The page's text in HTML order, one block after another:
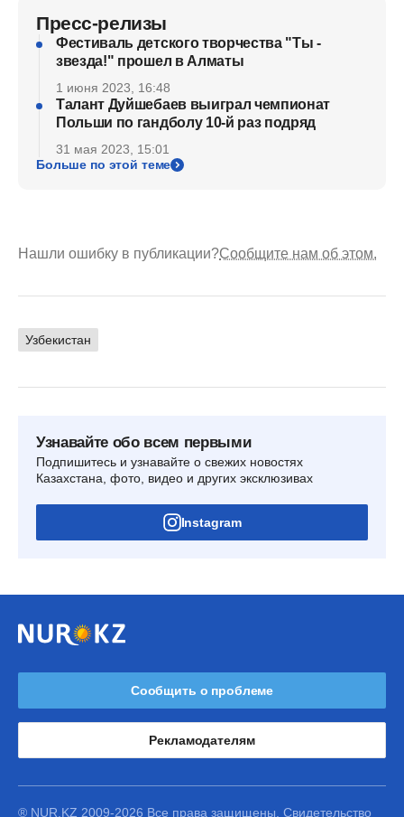
Пресс-релизы
Фестиваль детского творчества "Ты -
звезда!" прошел в Алматы
1 июня 2023, 16:48
Талант Дуйшебаев выиграл чемпионат
Польши по гандболу 10-й раз подряд
31 мая 2023, 15:01
Больше по этой теме
Нашли ошибку в публикации?Сообщите нам об этом.
Узбекистан
Узнавайте обо всем первыми
Подпишитесь и узнавайте о свежих новостях
Казахстана, фото, видео и других эксклюзивах
Instagram
Сообщить о проблеме
Рекламодателям
® NUR.KZ 2009-2026 Все права защищены. Свидетельство